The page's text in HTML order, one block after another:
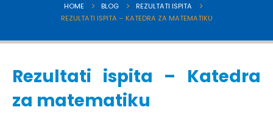
HOME BLOG
REZULTATI ISPITA
REZULTATI ISPITA – KATEDRA ZA MATEMATIKU
Rezultati ispita – Katedra
za matematiku